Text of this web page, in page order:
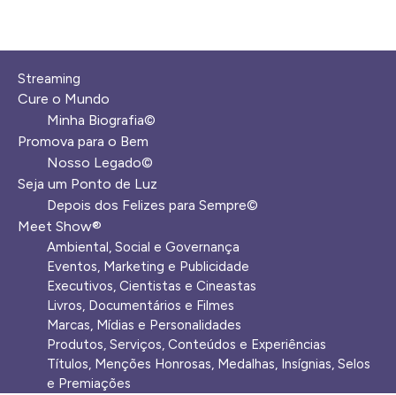
Streaming
Cure o Mundo
Minha Biografia©
Promova para o Bem
Nosso Legado©
Seja um Ponto de Luz
Depois dos Felizes para Sempre©️
Meet Show®
Ambiental, Social e Governança
Eventos, Marketing e Publicidade
Executivos, Cientistas e Cineastas
⁠Livros, Documentários e Filmes
Marcas, Mídias e Personalidades
⁠Produtos, Serviços, Conteúdos e Experiências
Títulos, Menções Honrosas, Medalhas, Insígnias, Selos
e Premiações